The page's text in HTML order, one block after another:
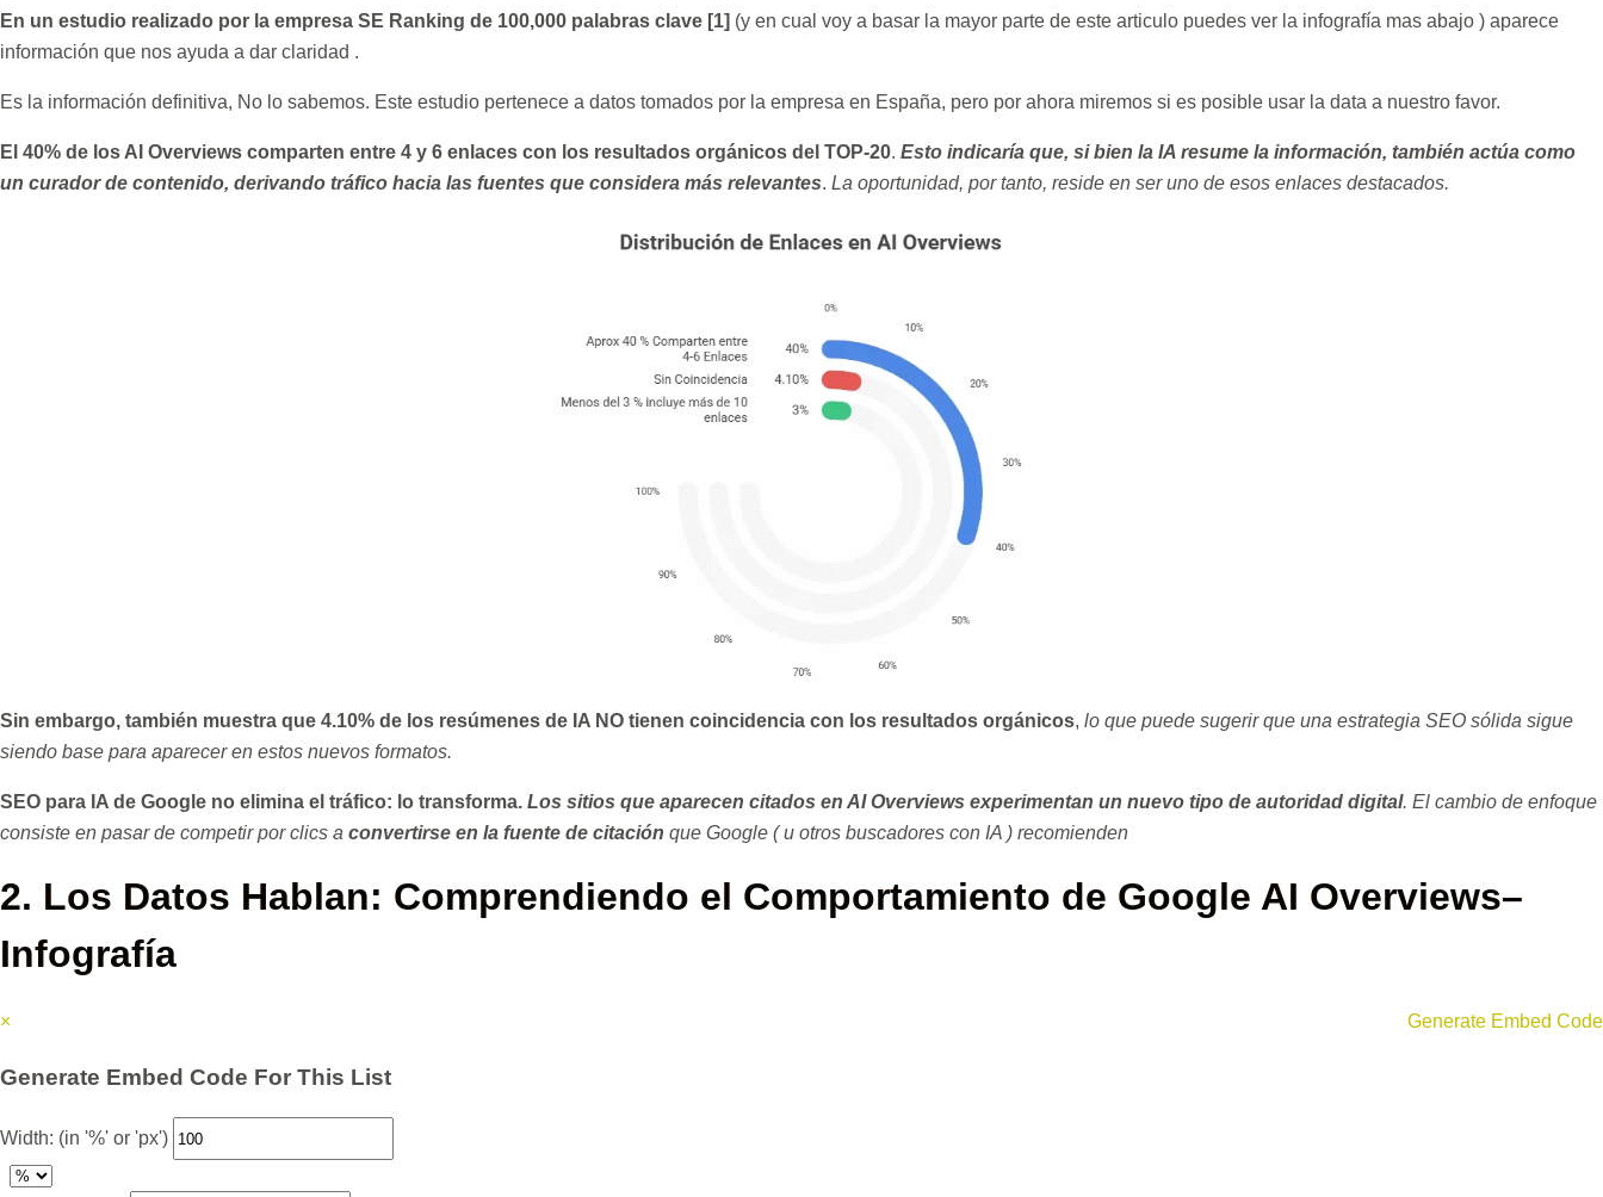
En un estudio realizado por la empresa SE Ranking de 100,000 palabras clave [1] (y en cual voy a basar la mayor parte de este articulo puedes ver la infografía mas abajo ) aparece
información que nos ayuda a dar claridad .
Es la información definitiva, No lo sabemos. Este estudio pertenece a datos tomados por la empresa en España, pero por ahora miremos si es posible usar la data a nuestro favor.
El 40% de los AI Overviews comparten entre 4 y 6 enlaces con los resultados orgánicos del TOP-20. Esto indicaría que, si bien la IA resume la información, también actúa como
un curador de contenido, derivando tráfico hacia las fuentes que considera más relevantes. La oportunidad, por tanto, reside en ser uno de esos enlaces destacados.
Sin embargo, también muestra que 4.10% de los resúmenes de IA NO tienen coincidencia con los resultados orgánicos, lo que puede sugerir que una estrategia SEO sólida sigue
siendo base para aparecer en estos nuevos formatos.
SEO para IA de Google no elimina el tráfico: lo transforma. Los sitios que aparecen citados en AI Overviews experimentan un nuevo tipo de autoridad digital. El cambio de enfoque
consiste en pasar de competir por clics a convertirse en la fuente de citación que Google ( u otros buscadores con IA ) recomienden
2. Los Datos Hablan: Comprendiendo el Comportamiento de Google AI Overviews–
Infografía
Generate Embed Code
×
Generate Embed Code For This List
Width: (in '%' or 'px')